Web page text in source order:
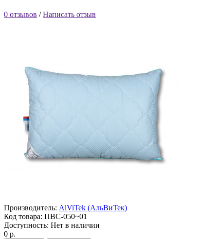
0 отзывов /Написать отзыв
Производитель: AlViTek (АльВиТек)
Код товара: ПВС-050~01
Доступность: Нет в наличии
0 р.